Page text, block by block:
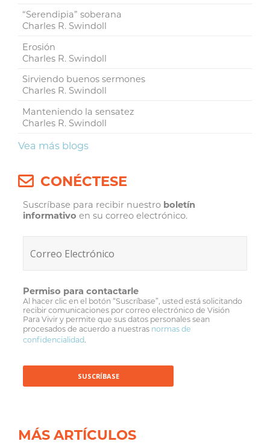
“Serendipia” soberana
Charles R. Swindoll
Erosión
Charles R. Swindoll
Sirviendo buenos sermones
Charles R. Swindoll
Manteniendo la sensatez
Charles R. Swindoll
Vea más blogs
CONÉCTESE
Suscríbase para recibir nuestro boletín
informativo en su correo electrónico.
Permiso para contactarle
Al hacer clic en el botón “Suscríbase”, usted está solicitando
recibir comunicaciones por correo electrónico de Visión
Para Vivir y permite que sus datos personales sean
procesados de acuerdo a nuestras normas de
confidencialidad.
MÁS ARTÍCULOS